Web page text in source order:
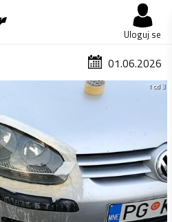
Uloguj se
01.06.2026
1 od 3